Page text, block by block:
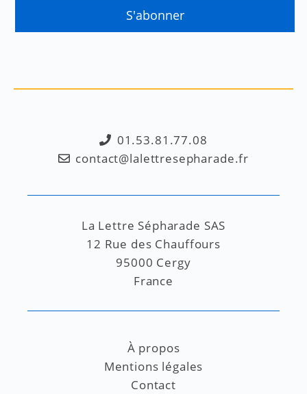
01.53.81.77.08
contact@lalettresepharade.fr
La Lettre Sépharade SAS
12 Rue des Chauffours
95000 Cergy
France
À propos
Mentions légales
Contact